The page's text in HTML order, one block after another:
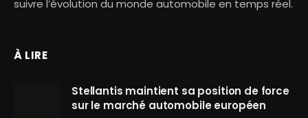
suivre l’évolution du monde automobile en temps réel.
À LIRE
Stellantis maintient sa position de force
sur le marché automobile européen